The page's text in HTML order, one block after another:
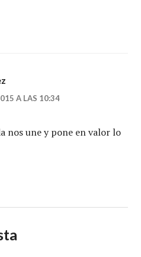
A LAS 10:34
nos une y pone en valor lo